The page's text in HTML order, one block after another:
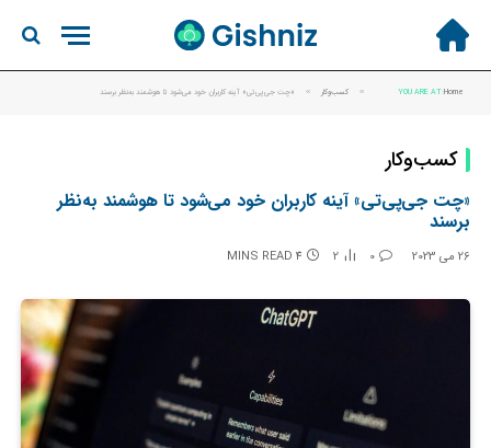
YOU ARE AT:Home
» کسب‌و‌کار » «چت جی‌پی‌تی» آینه کاربران خود می‌شود تا هوشمند به‌نظر برسند
کسب‌و‌کار
«چت جی‌پی‌تی» آینه کاربران خود می‌شود تا هوشمند به‌نظر
برسند
26 می 2023 0
2
4 MINS READ